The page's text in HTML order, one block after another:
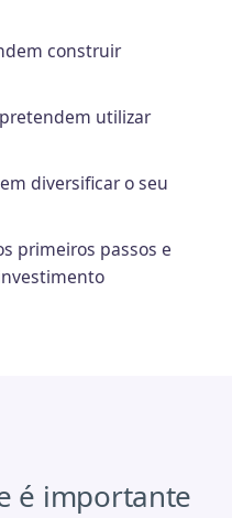
construir
utilizar
diversificar o seu
primeiros passos e
é importante